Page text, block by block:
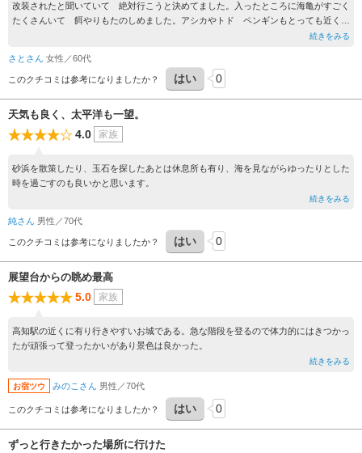
改装されたと聞いていて 絶対行こうと決めてました。入ったところに海亀がすごく
たくさんいて 餌やりもたのしめました。アシカやトド ペンギンもとっても近くで
続きをみる
さとさん 女性／60代
このクチコミは参考になりましたか？ はい 0
天気も良く、太平洋も一望。
4.0 家族
砂浜を散策したり、玉石を探したあとは休息所も有り、海を見ながらゆったりとした
時を過ごすのも良いかと思います。
続きをみる
純さん 男性／70代
このクチコミは参考になりましたか？ はい 0
展望台からの眺め最高
5.0 家族
高知駅の近くに有り行きやすいお城である。急な階段を登るので体力的にはきつかっ
たが頑張って登ったかいがあり景色は良かった。
続きをみる
お宿ツウ みのこさん 男性／70代
このクチコミは参考になりましたか？ はい 0
ずっと行きたかった場所に行けた